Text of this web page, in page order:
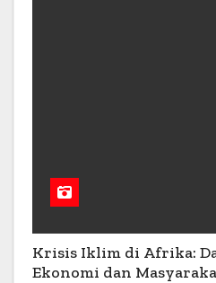
Krisis Iklim di Afrika:
Ekonomi dan